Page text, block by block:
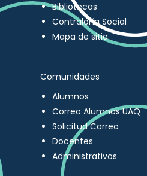
Bibliotecas
Contraloría Social
Mapa de sitio
Comunidades
Alumnos
Correo Alumnos UAQ
Solicitud Correo
Docentes
Administrativos